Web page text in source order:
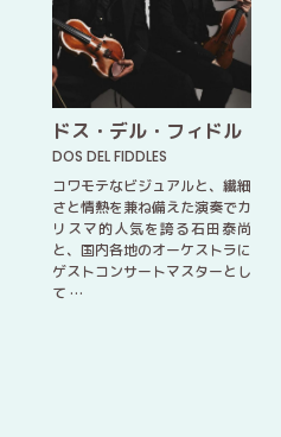
ドス・デル・フィドル
DOS DEL FIDDLES
コワモテなビジュアルと、繊細
さと情熱を兼ね備えた演奏でカ
リスマ的人気を誇る石田泰尚
と、国内各地のオーケストラに
ゲストコンサートマスターとし
て …